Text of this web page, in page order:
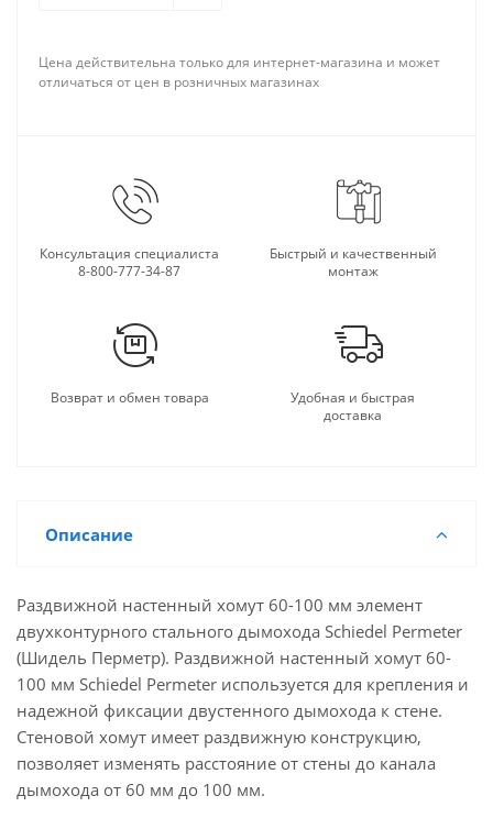
Цена действительна только для интернет-магазина и может
отличаться от цен в розничных магазинах
Консультация специалиста
8-800-777-34-87
Быстрый и качественный
монтаж
Возврат и обмен товара
Удобная и быстрая
доставка
Описание
Раздвижной настенный хомут 60-100 мм элемент
двухконтурного стального дымохода Schiedel Permeter
(Шидель Перметр). Раздвижной настенный хомут 60-
100 мм Schiedel Permeter используется для крепления и
надежной фиксации двустенного дымохода к стене.
Стеновой хомут имеет раздвижную конструкцию,
позволяет изменять расстояние от стены до канала
дымохода от 60 мм до 100 мм.